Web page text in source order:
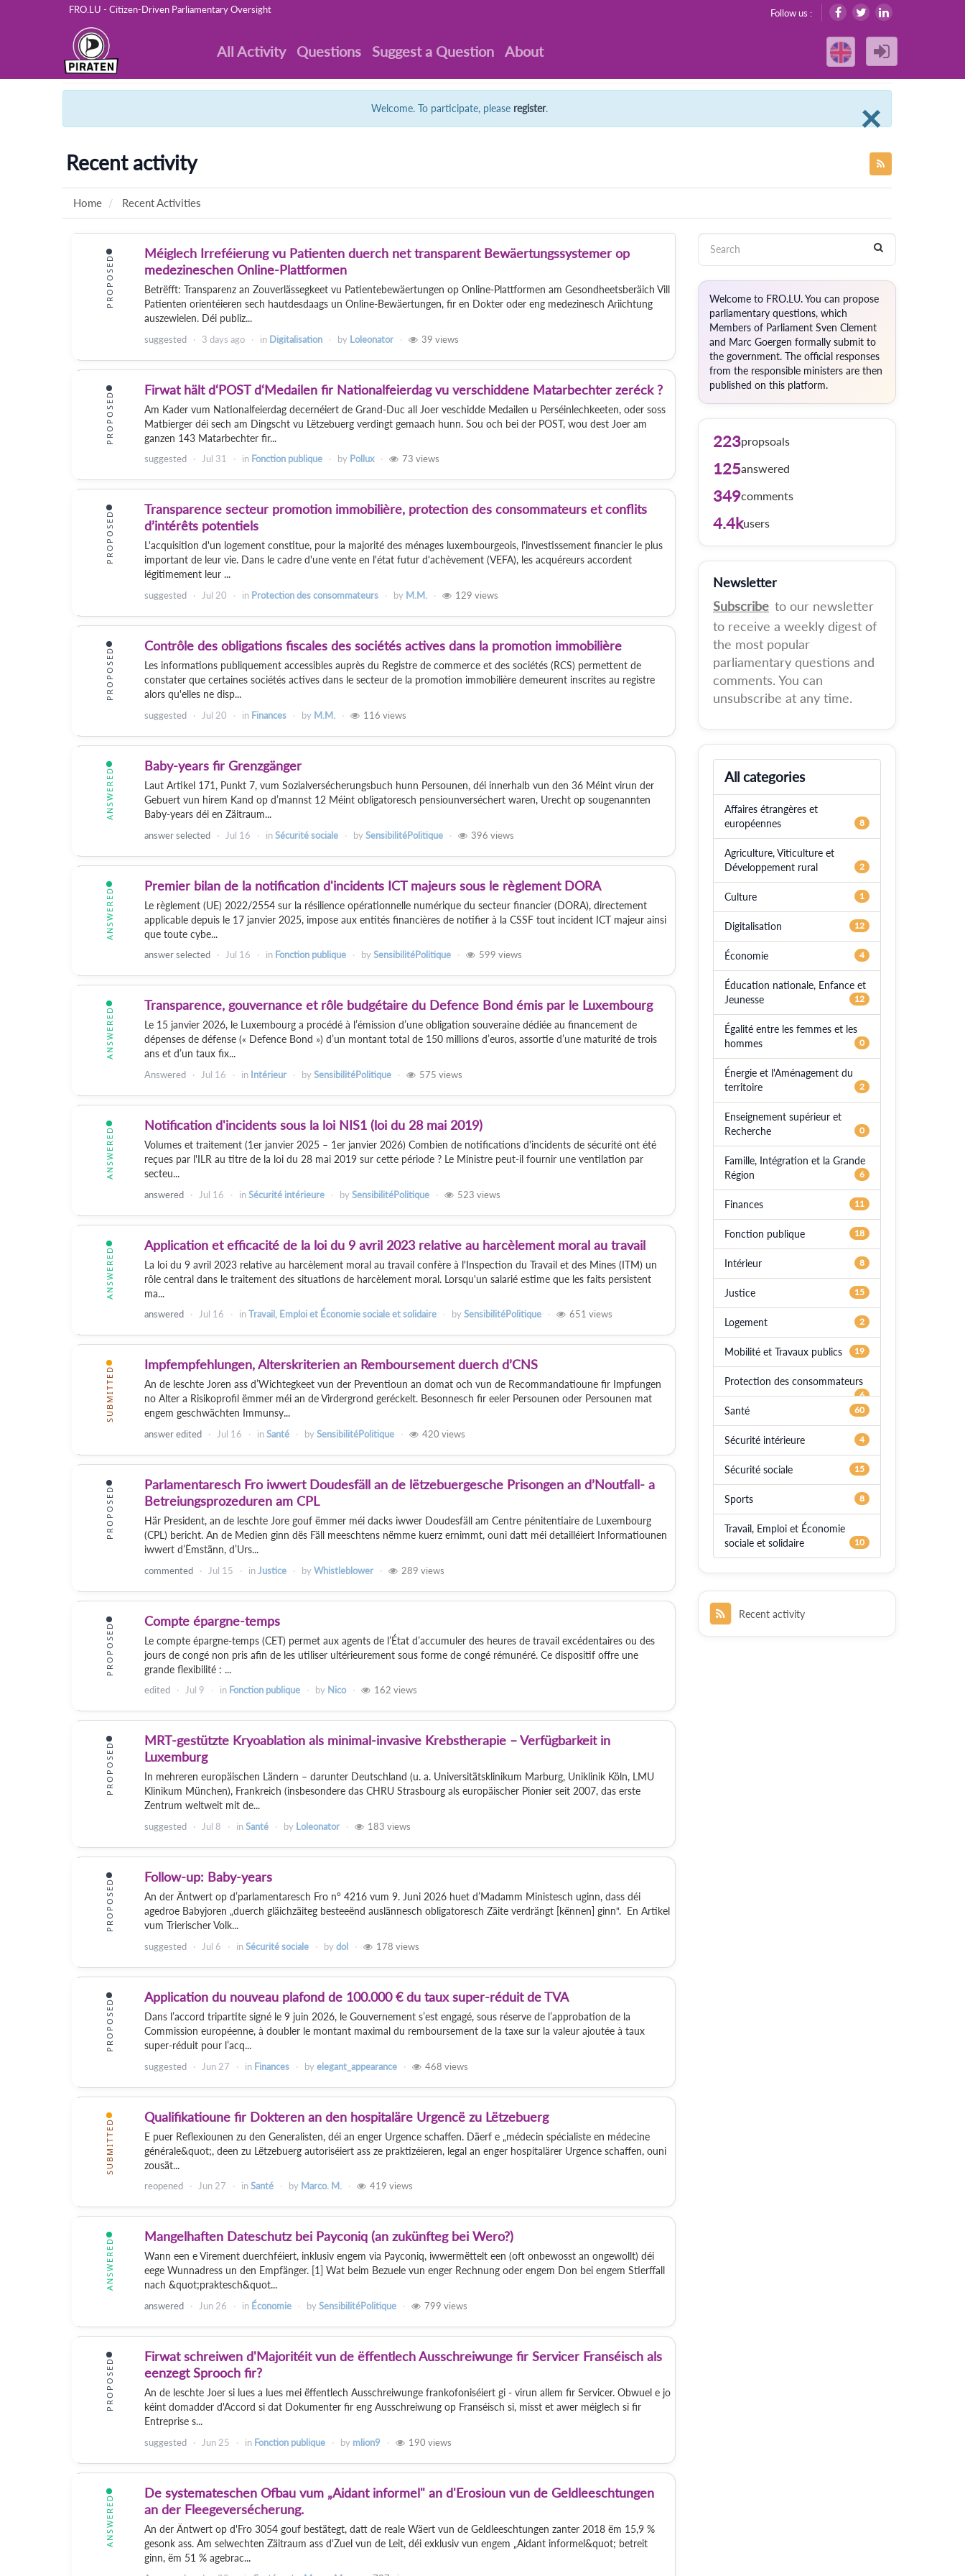
FRO.LU - Citizen-Driven Parliamentary Oversight Follow us :
All Activity Questions Suggest a Question About
×
Welcome. To participate, please register.
Recent activity
Home Recent Activities
PROPOSED
Méiglech Irreféierung vu Patienten duerch net transparent Bewäertungssystemer op
medezineschen Online-Plattformen
Betrëfft: Transparenz an Zouverlässegkeet vu Patientebewäertungen op Online-Plattformen am Gesondheetsberäich Vill
Patienten orientéieren sech hautdesdaags un Online-Bewäertungen, fir en Dokter oder eng medezinesch Ariichtung
auszewielen. Déi publiz...
suggested 3 days ago in Digitalisation by Loleonator 39 views
PROPOSED
Firwat hält d‘POST d‘Medailen fir Nationalfeierdag vu verschiddene Matarbechter zeréck ?
Am Kader vum Nationalfeierdag decernéiert de Grand-Duc all Joer veschidde Medailen u Perséinlechkeeten, oder soss
Matbierger déi sech am Dingscht vu Lëtzebuerg verdingt gemaach hunn. Sou och bei der POST, wou dest Joer am
ganzen 143 Matarbechter fir...
suggested Jul 31 in Fonction publique by Pollux 73 views
PROPOSED
Transparence secteur promotion immobilière, protection des consommateurs et conflits
d’intérêts potentiels
L'acquisition d'un logement constitue, pour la majorité des ménages luxembourgeois, l'investissement financier le plus
important de leur vie. Dans le cadre d'une vente en l'état futur d'achèvement (VEFA), les acquéreurs accordent
légitimement leur ...
suggested Jul 20 in Protection des consommateurs by M.M. 129 views
PROPOSED
Contrôle des obligations fiscales des sociétés actives dans la promotion immobilière
Les informations publiquement accessibles auprès du Registre de commerce et des sociétés (RCS) permettent de
constater que certaines sociétés actives dans le secteur de la promotion immobilière demeurent inscrites au registre
alors qu'elles ne disp...
suggested Jul 20 in Finances by M.M. 116 views
ANSWERED
Baby-years fir Grenzgänger
Laut Artikel 171, Punkt 7, vum Sozialversécherungsbuch hunn Persounen, déi innerhalb vun den 36 Méint virun der
Gebuert vun hirem Kand op d’mannst 12 Méint obligatoresch pensiounverséchert waren, Urecht op sougenannten
Baby-years déi en Zäitraum...
answer selected Jul 16 inSécurité sociale bySensibilitéPolitique 396 views
ANSWERED
Premier bilan de la notification d'incidents ICT majeurs sous le règlement DORA
Le règlement (UE) 2022/2554 sur la résilience opérationnelle numérique du secteur financier (DORA), directement
applicable depuis le 17 janvier 2025, impose aux entités financières de notifier à la CSSF tout incident ICT majeur ainsi
que toute cybe...
answer selected Jul 16 in Fonction publique bySensibilitéPolitique 599 views
ANSWERED
Transparence, gouvernance et rôle budgétaire du Defence Bond émis par le Luxembourg
Le 15 janvier 2026, le Luxembourg a procédé à l’émission d’une obligation souveraine dédiée au financement de
dépenses de défense (« Defence Bond ») d’un montant total de 150 millions d’euros, assortie d’une maturité de trois
ans et d’un taux fix...
Answered Jul 16 in Intérieur bySensibilitéPolitique 575 views
ANSWERED
Notification d'incidents sous la loi NIS1 (loi du 28 mai 2019)
Volumes et traitement (1er janvier 2025 – 1er janvier 2026) Combien de notifications d'incidents de sécurité ont été
reçues par l'ILR au titre de la loi du 28 mai 2019 sur cette période ? Le Ministre peut-il fournir une ventilation par
secteu...
answered Jul 16 inSécurité intérieure bySensibilitéPolitique 523 views
ANSWERED
Application et efficacité de la loi du 9 avril 2023 relative au harcèlement moral au travail
La loi du 9 avril 2023 relative au harcèlement moral au travail confère à l'Inspection du Travail et des Mines (ITM) un
rôle central dans le traitement des situations de harcèlement moral. Lorsqu'un salarié estime que les faits persistent
ma...
answered Jul 16 inTravail, Emploi et Économie sociale et solidaire bySensibilitéPolitique 651 views
SUBMITTED
Impfempfehlungen, Alterskriterien an Remboursement duerch d’CNS
An de leschte Joren ass d’Wichtegkeet vun der Preventioun an domat och vun de Recommandatioune fir Impfungen
no Alter a Risikoprofil ëmmer méi an de Virdergrond geréckelt. Besonnesch fir eeler Persounen oder Persounen mat
engem geschwächten Immunsy...
answer edited Jul 16 inSanté bySensibilitéPolitique 420 views
PROPOSED
Parlamentaresch Fro iwwert Doudesfäll an de lëtzebuergesche Prisongen an d’Noutfall- a
Betreiungsprozeduren am CPL
Här President, an de leschte Jore gouf ëmmer méi dacks iwwer Doudesfäll am Centre pénitentiaire de Luxembourg
(CPL) bericht. An de Medien ginn dës Fäll meeschtens nëmme kuerz ernimmt, ouni datt méi detailléiert Informatiounen
iwwert d’Ëmstänn, d’Urs...
commented Jul 15 inJustice byWhistleblower 289 views
PROPOSED
Compte épargne-temps
Le compte épargne-temps (CET) permet aux agents de l’État d’accumuler des heures de travail excédentaires ou des
jours de congé non pris afin de les utiliser ultérieurement sous forme de congé rémunéré. Ce dispositif offre une
grande flexibilité : ...
edited Jul 9 in Fonction publique by Nico 162 views
PROPOSED
MRT-gestützte Kryoablation als minimal-invasive Krebstherapie – Verfügbarkeit in
Luxemburg
In mehreren europäischen Ländern – darunter Deutschland (u. a. Universitätsklinikum Marburg, Uniklinik Köln, LMU
Klinikum München), Frankreich (insbesondere das CHRU Strasbourg als europäischer Pionier seit 2007, das erste
Zentrum weltweit mit de...
suggested Jul 8 inSanté by Loleonator 183 views
PROPOSED
Follow-up: Baby-years
An der Äntwert op d’parlamentaresch Fro n° 4216 vum 9. Juni 2026 huet d’Madamm Ministesch uginn, dass déi
agedroe Babyjoren „duerch gläichzäiteg besteeënd auslännesch obligatoresch Zäite verdrängt [kënnen] ginn“. En Artikel
vum Trierischer Volk...
suggested Jul 6 inSécurité sociale bydol 178 views
PROPOSED
Application du nouveau plafond de 100.000 € du taux super-réduit de TVA
Dans l’accord tripartite signé le 9 juin 2026, le Gouvernement s’est engagé, sous réserve de l’approbation de la
Commission européenne, à doubler le montant maximal du remboursement de la taxe sur la valeur ajoutée à taux
super-réduit pour l’acq...
suggested Jun 27 in Finances byelegant_appearance 468 views
SUBMITTED
Qualifikatioune fir Dokteren an den hospitaläre Urgencë zu Lëtzebuerg
E puer Reflexiounen zu den Generalisten, déi an enger Urgence schaffen. Däerf e „médecin spécialiste en médecine
générale&quot;, deen zu Lëtzebuerg autoriséiert ass ze praktizéieren, legal an enger hospitalärer Urgence schaffen, ouni
zousät...
reopened Jun 27 inSanté by Marco. M. 419 views
ANSWERED
Mangelhaften Dateschutz bei Payconiq (an zukünfteg bei Wero?)
Wann een e Virement duerchféiert, inklusiv engem via Payconiq, iwwermëttelt een (oft onbewosst an ongewollt) déi
eege Wunnadress un den Empfänger. [1] Wat beim Bezuele vun enger Rechnung oder engem Don bei engem Stierffall
nach &quot;praktesch&quot...
answered Jun 26 in Économie bySensibilitéPolitique 799 views
PROPOSED
Firwat schreiwen d'Majoritéit vun de ëffentlech Ausschreiwunge fir Servicer Franséisch als
eenzegt Sprooch fir?
An de leschte Joer si lues a lues mei ëffentlech Ausschreiwunge frankofoniséiert gi - virun allem fir Servicer. Obwuel e jo
kéint domadder d'Accord si dat Dokumenter fir eng Ausschreiwung op Franséisch si, misst et awer méiglech si fir
Entreprise s...
suggested Jun 25 in Fonction publique by mlion9 190 views
ANSWERED
De systemateschen Ofbau vum „Aidant informel" an d'Erosioun vun de Geldleeschtungen
an der Fleegeversécherung.
An der Äntwert op d'Fro 3054 gouf bestätegt, datt de reale Wäert vun de Geldleeschtungen zanter 2018 ëm 15,9 %
gesonk ass. Am selwechten Zäitraum ass d'Zuel vun de Leit, déi exklusiv vun engem „Aidant informel&quot; betreit
ginn, ëm 51 % agebrac...
Welcome to FRO.LU. You can propose
parliamentary questions, which
Members of Parliament Sven Clement
and Marc Goergen formally submit to
the government. The official responses
from the responsible ministers are then
published on this platform.
223propsoals
125answered
349comments
4.4kusers
Newsletter
Subscribe to our newsletter
to receive a weekly digest of
the most popular
parliamentary questions and
comments. You can
unsubscribe at any time.
All categories
Affaires étrangères et
européennes
8
Agriculture, Viticulture et
Développement rural
2
Culture 1
Digitalisation 12
Économie 4
Éducation nationale, Enfance et
Jeunesse
12
Égalité entre les femmes et les
hommes
0
Énergie et l'Aménagement du
territoire
2
Enseignement supérieur et
Recherche
0
Famille, Intégration et la Grande
Région
6
Finances 11
Fonction publique 18
Intérieur 8
Justice 15
Logement 2
Mobilité et Travaux publics 19
Protection des consommateurs
6
Santé 60
Sécurité intérieure 4
Sécurité sociale 15
Sports 8
Travail, Emploi et Économie
sociale et solidaire
10
Recent activity